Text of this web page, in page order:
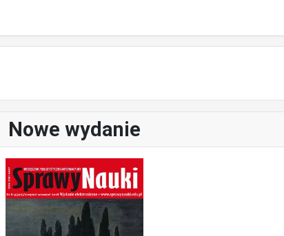
Nowe wydanie